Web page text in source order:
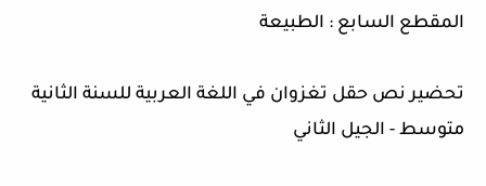
المقطع السابع : الطبيعة
تحضير نص حقل تغزوان في اللغة العربية للسنة الثانية
متوسط - الجيل الثاني